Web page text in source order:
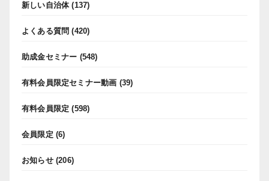
新しい自治体(137)
よくある質問 (420)
助成金セミナー (548)
有料会員限定セミナー動画 (39)
有料会員限定 (598)
会員限定 (6)
お知らせ(206)